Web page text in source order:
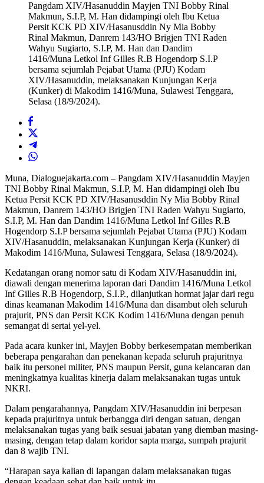
Pangdam XIV/Hasanuddin Mayjen TNI Bobby Rinal
Makmun, S.I.P, M. Han didampingi oleh Ibu Ketua
Persit KCK PD XIV/Hasanusddin Ny Mia Bobby
Rinal Makmun, Danrem 143/HO Brigjen TNI Raden
Wahyu Sugiarto, S.I.P, M. Han dan Dandim
1416/Muna Letkol Inf Gilles R.B Hogendorp S.I.P
bersama sejumlah Pejabat Utama (PJU) Kodam
XIV/Hasanuddin, melaksanakan Kunjungan Kerja
(Kunker) di Makodim 1416/Muna, Sulawesi Tenggara,
Selasa (18/9/2024).
Muna, Dialoguejakarta.com – Pangdam XIV/Hasanuddin Mayjen
TNI Bobby Rinal Makmun, S.I.P, M. Han didampingi oleh Ibu
Ketua Persit KCK PD XIV/Hasanusddin Ny Mia Bobby Rinal
Makmun, Danrem 143/HO Brigjen TNI Raden Wahyu Sugiarto,
S.I.P, M. Han dan Dandim 1416/Muna Letkol Inf Gilles R.B
Hogendorp S.I.P bersama sejumlah Pejabat Utama (PJU) Kodam
XIV/Hasanuddin, melaksanakan Kunjungan Kerja (Kunker) di
Makodim 1416/Muna, Sulawesi Tenggara, Selasa (18/9/2024).
Kedatangan orang nomor satu di Kodam XIV/Hasanuddin ini,
diawali dengan menerima laporan dari Dandim 1416/Muna Letkol
Inf Gilles R.B Hogendorp, S.I.P., dilanjutkan hormat jajar dari regu
dinas keamanan Makodim 1416/Muna dan disambut oleh seluruh
prajurit, PNS dan Persit KCK Kodim 1416/Muna dengan penuh
semangat di sertai yel-yel.
Pada acara kunker ini, Mayjen Bobby berkesempatan memberikan
beberapa pengarahan dan penekanan kepada seluruh prajuritnya
baik itu personel militer, PNS maupun Persit, guna kelancaran dan
meningkatnya kualitas kinerja dalam melaksanakan tugas untuk
NKRI.
Dalam pengarahannya, Pangdam XIV/Hasanuddin ini berpesan
kepada prajuritnya untuk berbangga diri dengan satuan, dengan
melaksanakan tugas yang baik sesuai jabatan yang diemban masing-
masing, dengan tetap dalam koridor sapta marga, sumpah prajurit
dan 8 wajib TNI.
“Harapan saya kalian di lapangan dalam melaksanakan tugas